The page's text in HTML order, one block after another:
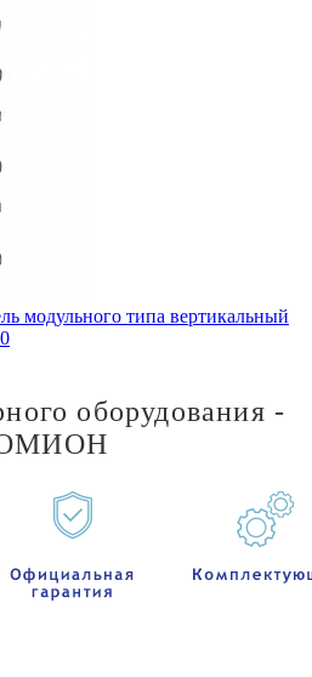
модульного типа вертикальный
оборудования -